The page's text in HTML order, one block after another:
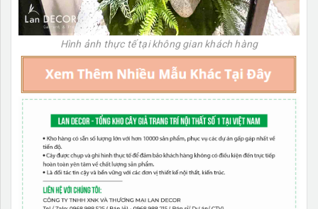
Hình ảnh thực tế tại không gian khách hàng